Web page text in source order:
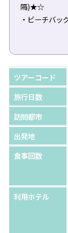
隔)★☆
・ビーチバッ
・スパークリ
・フルーツバ
・バスセレモ
※入籍後12ヶ
内の方が対象
際に証明書の
※ご予約時に
ください(ご
※全て滞在中1
【2026年5月
記念日特典】
・1泊1室に
ツアーコード
旅行日数
訪問都市
出発地
食事回数
利用ホテル